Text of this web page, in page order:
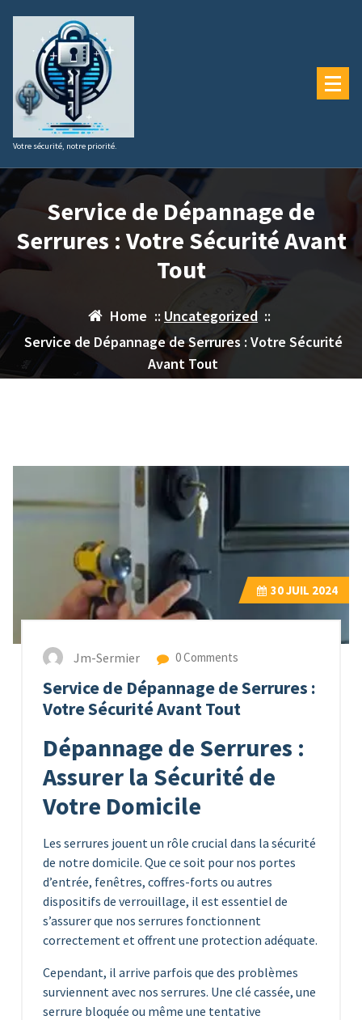
contenu
Votre sécurité, notre priorité.
Service de Dépannage de
Serrures : Votre Sécurité Avant
Tout
Home :: Uncategorized::
Service de Dépannage de Serrures : Votre Sécurité
Avant Tout
30JUIL 2024
Jm-Sermier 0 Comments
Service de Dépannage de Serrures :
Votre Sécurité Avant Tout
Dépannage de Serrures :
Assurer la Sécurité de
Votre Domicile
Les serrures jouent un rôle crucial dans la sécurité
de notre domicile. Que ce soit pour nos portes
d’entrée, fenêtres, coffres-forts ou autres
dispositifs de verrouillage, il est essentiel de
s’assurer que nos serrures fonctionnent
correctement et offrent une protection adéquate.
Cependant, il arrive parfois que des problèmes
surviennent avec nos serrures. Une clé cassée, une
serrure bloquée ou même une tentative